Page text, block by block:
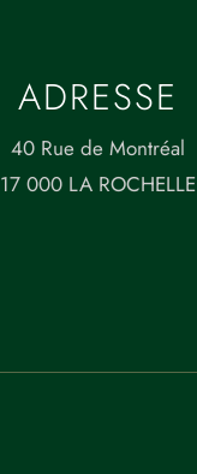
ADRESSE
40 Rue de Montréal
17 000 LA ROCHELLE